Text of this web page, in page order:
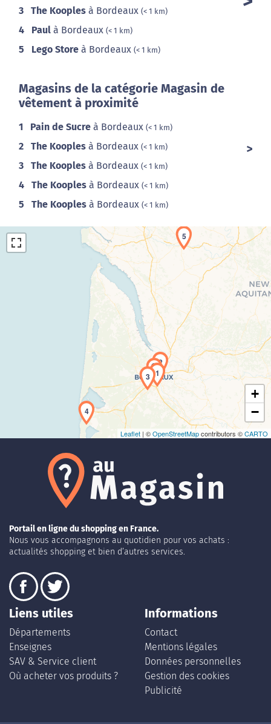
3 The Kooples à Bordeaux (< 1 km)
4 Paul à Bordeaux (< 1 km)
5 Lego Store à Bordeaux (< 1 km)
Magasins de la catégorie Magasin de
vêtement à proximité
1 Pain de Sucre à Bordeaux (< 1 km)
2 The Kooples à Bordeaux (< 1 km)
3 The Kooples à Bordeaux (< 1 km)
4 The Kooples à Bordeaux (< 1 km)
5 The Kooples à Bordeaux (< 1 km)
Chargement de la carte en cours...
1
2
3
4
5
+
−
Leaflet | ©OpenStreetMapcontributors ©CARTO
Portail en ligne du shopping en France.
Nous vous accompagnons au quotidien pour vos achats :
actualités shopping et bien d’autres services.
Liens utiles
Départements
Enseignes
SAV & Service client
Où acheter vos produits ?
Informations
Contact
Mentions légales
Données personnelles
Gestion des cookies
Publicité